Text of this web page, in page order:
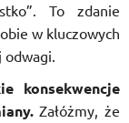
To zdanie
w kluczowych
konsekwencje
Załóżmy, że